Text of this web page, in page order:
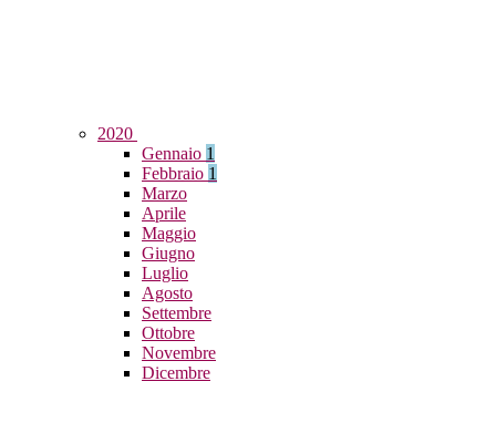
2020
Gennaio 1
Febbraio 1
Marzo
Aprile
Maggio
Giugno
Luglio
Agosto
Settembre
Ottobre
Novembre
Dicembre